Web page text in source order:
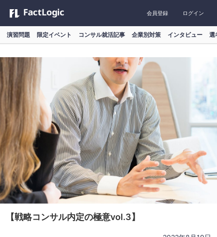
会員登録 ログイン
演習問題 限定イベント コンサル就活記事 企業別対策 インタビュー 選
【戦略コンサル内定の極意vol.3】